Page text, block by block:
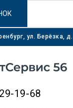
ул. Берёзка,
19-68